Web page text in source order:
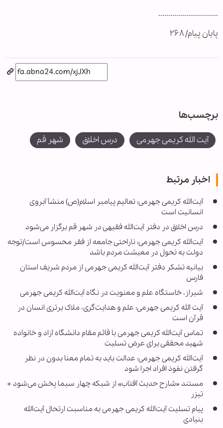
..............................
پایان پیام/ ۲۶۸
برچسب‌ها
آیت الله کریمی جهرمی درس اخلاق شهر قم
اخبار مرتبط
آیت‌الله کریمی جهرمی: تعالیم پیامبر اسلام(ص) منشأ آبروی
انسانیت است
درس اخلاق در دفتر آیت‌الله فقیهی در شهر قم برگزار می‌شود
آیت‌الله کریمی جهرمی: ناراحتی جامعه از فقر محسوس است/توجه
دولت به تحول در معیشت مردم باشد
بیانیه تشکر دفتر آیت‌الله کریمی جهرمی از مردم شریف استان
فارس
شیراز، خاستگاه علم و معنویت در نگاه آیت‌الله کریمی جهرمی
آیت الله کریمی جهرمی: علم و هدایت‌گری، ملاک برتری انسان در
قرآن است
تماس آیت‌الله کریمی جهرمی با قائم مقام دانشگاه آزاد و خانواده
شهید محققی برای عرض تسلیت
آیت‌الله کریمی جهرمی: عدالت باید به تمام معنا بدون در نظر
گرفتن نفوذ افراد اجرا شود
مستند «شارح حدیث آفتاب» از شبکه چهار سیما پخش می‌شود +
تیزر
پیام تسلیت آیت‌الله کریمی جهرمی به مناسبت ارتحال آیت‌الله
بنیادی